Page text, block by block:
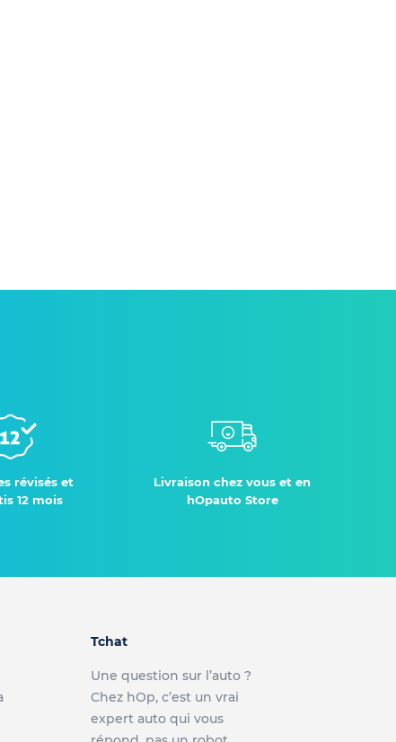
révisés et
12 mois
Livraison chez vous et en
hOpauto Store
Tchat
Une question sur l’auto ?
Chez hOp, c’est un vrai
expert auto qui vous